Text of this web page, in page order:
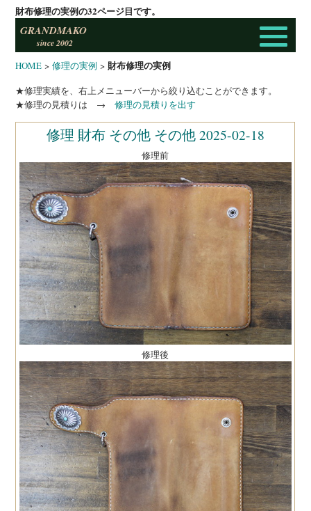
財布修理の実例の32ページ目です。
GRANDMAKO
since 2002
HOME >修理の実例 > 財布修理の実例
★修理実績を、右上メニューバーから絞り込むことができます。
★修理の見積りは →修理の見積りを出す
修理 財布 その他 その他 2025-02-18
修理前
修理後